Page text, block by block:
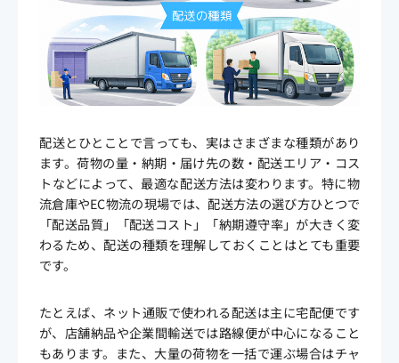
配送とひとことで言っても、実はさまざまな種類があり
ます。荷物の量・納期・届け先の数・配送エリア・コス
トなどによって、最適な配送方法は変わります。特に物
流倉庫やEC物流の現場では、配送方法の選び方ひとつで
「配送品質」「配送コスト」「納期遵守率」が大きく変
わるため、配送の種類を理解しておくことはとても重要
です。
たとえば、ネット通販で使われる配送は主に宅配便です
が、店舗納品や企業間輸送では路線便が中心になること
もあります。また、大量の荷物を一括で運ぶ場合はチャ